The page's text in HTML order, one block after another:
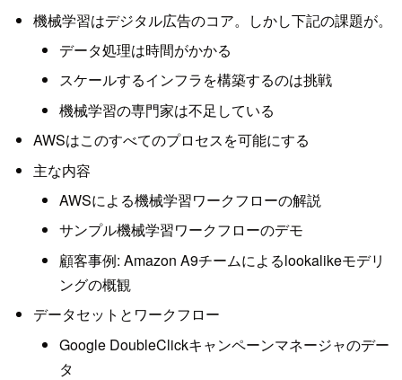
機械学習はデジタル広告のコア。しかし下記の課題が。
データ処理は時間がかかる
スケールするインフラを構築するのは挑戦
機械学習の専門家は不足している
AWSはこのすべてのプロセスを可能にする
主な内容
AWSによる機械学習ワークフローの解説
サンプル機械学習ワークフローのデモ
顧客事例: Amazon A9チームによるlookalikeモデリ
ングの概観
データセットとワークフロー
Google DoubleClickキャンペーンマネージャのデー
タ